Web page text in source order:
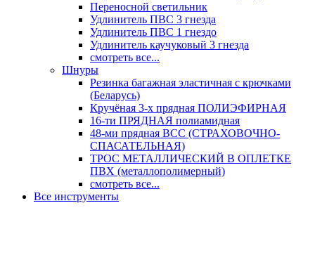
Переносной светильник
Удлинитель ПВС 3 гнезда
Удлинитель ПВС 1 гнездо
Удлинитель каучуковый 3 гнезда
смотреть все...
Шнуры
Резинка багажная эластичная с крючками
(Беларусь)
Кручёная 3-х прядная ПОЛИЭФИРНАЯ
16-ти ПРЯДНАЯ полиамидная
48-ми прядная ВСС (СТРАХОВОЧНО-
СПАСАТЕЛЬНАЯ)
ТРОС МЕТАЛЛИЧЕСКИЙ В ОПЛЕТКЕ
ПВХ (металлополимерный)
смотреть все...
Все инструменты